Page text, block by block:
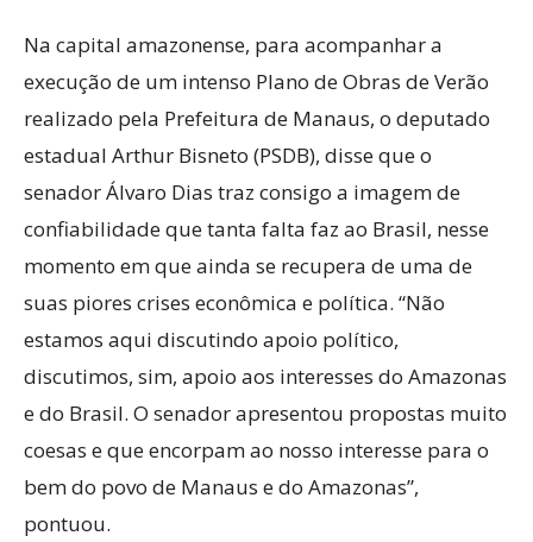
Na capital amazonense, para acompanhar a
execução de um intenso Plano de Obras de Verão
realizado pela Prefeitura de Manaus, o deputado
estadual Arthur Bisneto (PSDB), disse que o
senador Álvaro Dias traz consigo a imagem de
confiabilidade que tanta falta faz ao Brasil, nesse
momento em que ainda se recupera de uma de
suas piores crises econômica e política. “Não
estamos aqui discutindo apoio político,
discutimos, sim, apoio aos interesses do Amazonas
e do Brasil. O senador apresentou propostas muito
coesas e que encorpam ao nosso interesse para o
bem do povo de Manaus e do Amazonas”,
pontuou.